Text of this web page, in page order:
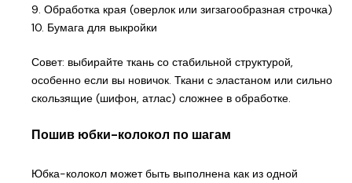
9. Обработка края (оверлок или зигзагообразная строчка)
10. Бумага для выкройки
Совет: выбирайте ткань со стабильной структурой,
особенно если вы новичок. Ткани с эластаном или сильно
скользящие (шифон, атлас) сложнее в обработке.
Пошив юбки-колокол по шагам
Юбка-колокол может быть выполнена как из одной